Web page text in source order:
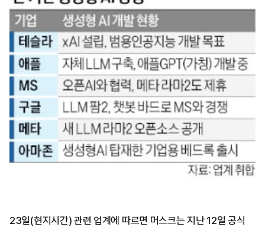
23일(현지시간) 관련 업계에 따르면 머스크는 지난 12일 공식